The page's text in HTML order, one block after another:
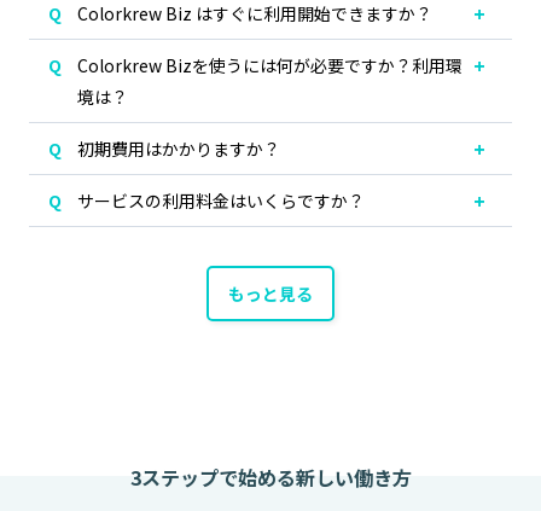
Colorkrew Biz はすぐに利用開始できますか？
Colorkrew Bizを使うには何が必要ですか？利用環
境は？
初期費用はかかりますか？
サービスの利用料金はいくらですか？
もっと見る
3ステップで始める新しい働き方